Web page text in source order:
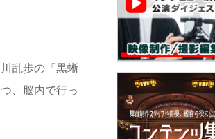
乱歩の『黒蜥
、脳内で行っ